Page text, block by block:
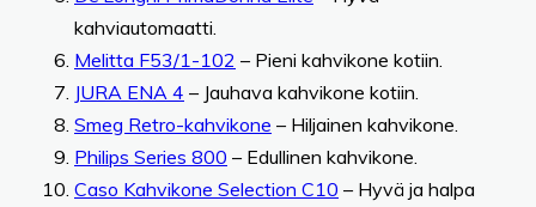
kahviautomaatti.
Melitta F53/1-102 – Pieni kahvikone kotiin.
JURA ENA 4 – Jauhava kahvikone kotiin.
Smeg Retro-kahvikone – Hiljainen kahvikone.
Philips Series 800 – Edullinen kahvikone.
Caso Kahvikone Selection C10 – Hyvä ja halpa